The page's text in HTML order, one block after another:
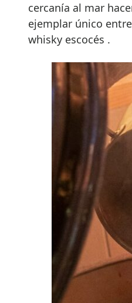
cercanía al mar
ejemplar único
whisky escocés .